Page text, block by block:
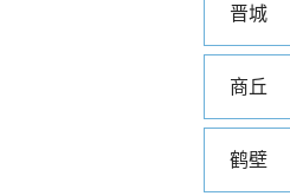
晋城
商丘
鹤壁